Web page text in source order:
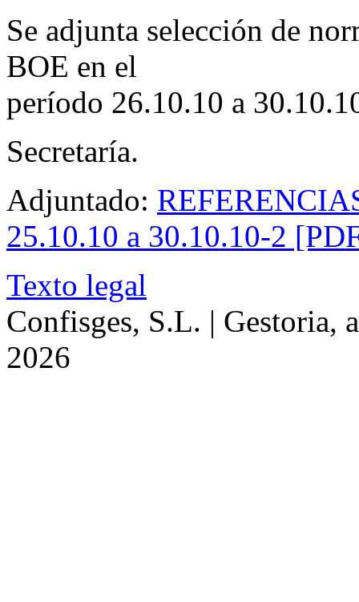
Se adjunta selección de
BOE en el
período 26.10.10 a
Secretaría.
Adjuntado:
25.10.10 a 30.10.10-2
Texto legal
Confisges, S.L. | Gestoria,
2026